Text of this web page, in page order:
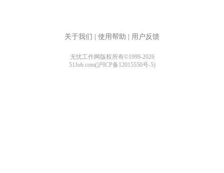
关于我们 使用帮助 用户反馈
无忧工作网版权所有©1999-2026
51Job.com(沪ICP备12015550号-5)